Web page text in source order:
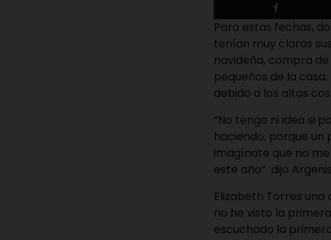
Para estas fechas,
tenían muy claras
navideña, compra
pequeños de la
debido a los altos
“No tengo ni idea si
haciendo, porque un
imagínate que no
este año” dijo
Elizabeth Torres una
no he visto la
escuchado la